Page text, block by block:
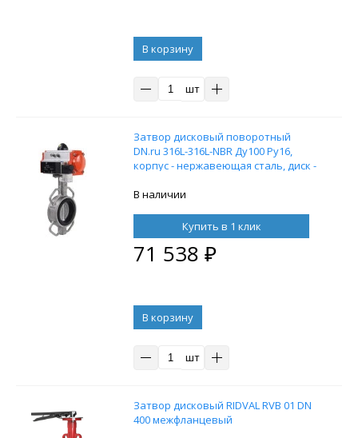
В корзину
шт
Затвор дисковый поворотный
DN.ru 316L-316L-NBR Ду100 Ру16,
корпус - нержавеющая сталь, диск -
NBR, с пневмоприводом DN.ru DA-
4M310-08 220V
В наличии
Купить в 1 клик
71 538 ₽
В корзину
шт
Затвор дисковый RIDVAL RVB 01 DN
400 межфланцевый